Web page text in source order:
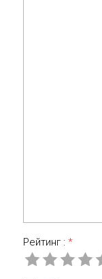
Рейтинг : *